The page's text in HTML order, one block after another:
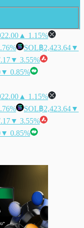
▲ 1.15%
SOL฿2,423.64▼
▼ 3.55%
▼ 0.85%
▲ 1.15%
SOL฿2,423.64▼
▼ 3.55%
▼ 0.85%